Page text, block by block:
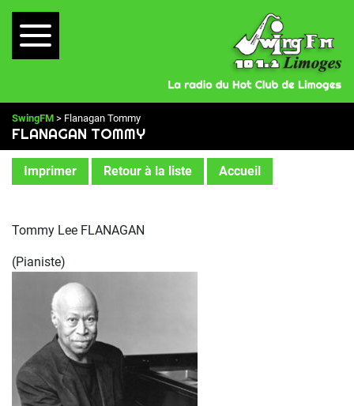
SwingFM > Flanagan Tommy
FLANAGAN TOMMY
Imprimer Retour à la liste Accueil
Tommy Lee FLANAGAN
(Pianiste)